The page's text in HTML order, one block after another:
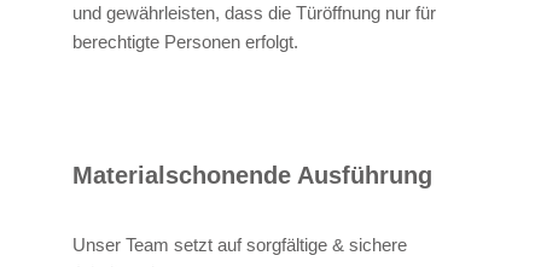
und gewährleisten, dass die Türöffnung nur für
berechtigte Personen erfolgt.
Materialschonende Ausführung
Unser Team setzt auf sorgfältige & sichere